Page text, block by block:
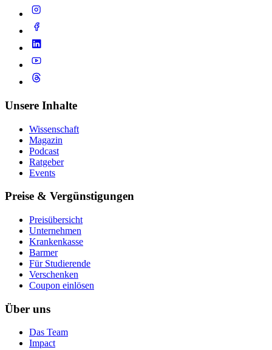
Unsere Inhalte
Wissenschaft
Magazin
Podcast
Ratgeber
Events
Preise & Vergünstigungen
Preisübersicht
Unternehmen
Krankenkasse
Barmer
Für Studierende
Ver­schen­ken
Coupon einlösen
Über uns
Das Team
Impact